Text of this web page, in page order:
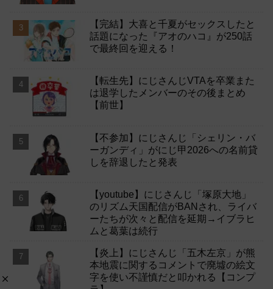
【完結】大喜と千夏がセックスしたと
話題になった『アオのハコ』が250話
で最終回を迎える！
【転生先】にじさんじVTAを卒業また
は退学したメンバーのその後まとめ
【前世】
【不参加】にじさんじ「シェリン・バ
ーガンディ」がにじ甲2026への名前貸
しを辞退したと発表
【youtube】にじさんじ「塚原大地」
のリズム天国配信がBANされ、ライバ
ーたちが次々と配信を延期→イブラヒ
ムと葛葉は続行
【炎上】にじさんじ「五木左京」が熊
本地震に関するコメントで廃墟の絵文
字を使い不謹慎だと叩かれる【コンプ